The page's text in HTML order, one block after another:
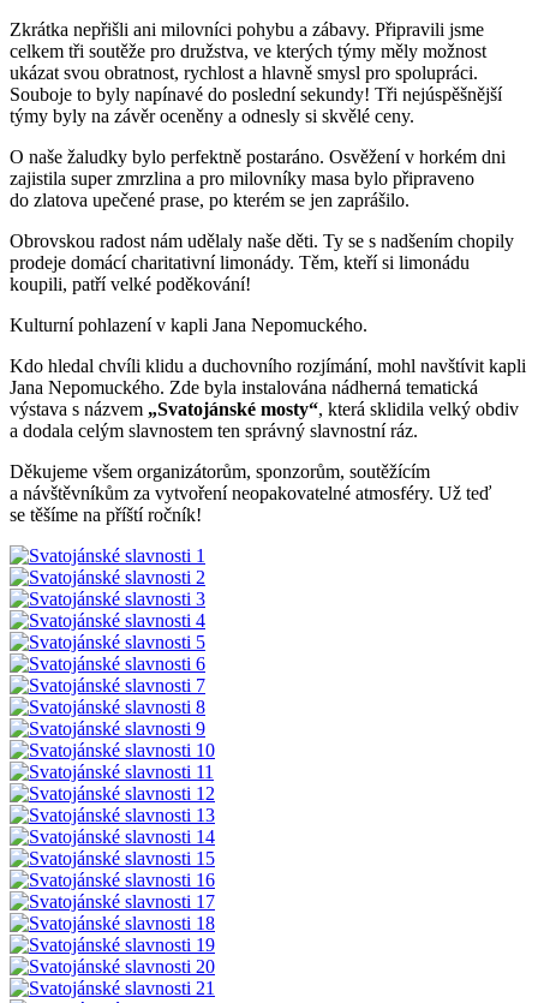
Zkrátka nepřišli ani milovníci pohybu a zábavy. Připravili jsme
celkem tři soutěže pro družstva, ve kterých týmy měly možnost
ukázat svou obratnost, rychlost a hlavně smysl pro spolupráci.
Souboje to byly napínavé do poslední sekundy! Tři nejúspěšnější
týmy byly na závěr oceněny a odnesly si skvělé ceny.
O naše žaludky bylo perfektně postaráno. Osvěžení v horkém dni
zajistila super zmrzlina a pro milovníky masa bylo připraveno
do zlatova upečené prase, po kterém se jen zaprášilo.
Obrovskou radost nám udělaly naše děti. Ty se s nadšením chopily
prodeje domácí charitativní limonády. Těm, kteří si limonádu
koupili, patří velké poděkování!
Kulturní pohlazení v kapli Jana Nepomuckého.
Kdo hledal chvíli klidu a duchovního rozjímání, mohl navštívit kapli
Jana Nepomuckého. Zde byla instalována nádherná tematická
výstava s názvem „Svatojánské mosty“, která sklidila velký obdiv
a dodala celým slavnostem ten správný slavnostní ráz.
Děkujeme všem organizátorům, sponzorům, soutěžícím
a návštěvníkům za vytvoření neopakovatelné atmosféry. Už teď
se těšíme na příští ročník!